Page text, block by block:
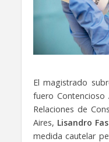
El magistrado
fuero
Relaciones de
Aires, Lisandro
medida cautelar